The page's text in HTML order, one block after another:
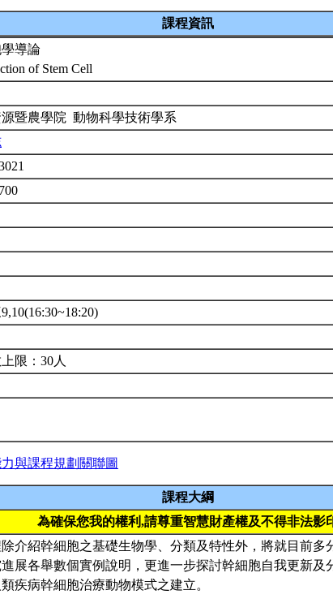
課程資訊
導論
of Stem Cell
暨農學院 動物科學技術學系
限：30人
與課程規劃關聯圖
課程大綱
為確保您我的權利,請尊重智慧財產權及不得非法影
介紹幹細胞之基礎生物學、分類及特性外，將就目前多
展各舉數個實例說明，更進一步探討幹細胞自我更新及
疾病幹細胞治療動物模式之建立。